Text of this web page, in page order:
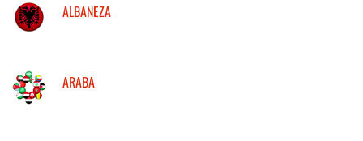
ALBANEZA
ARABA